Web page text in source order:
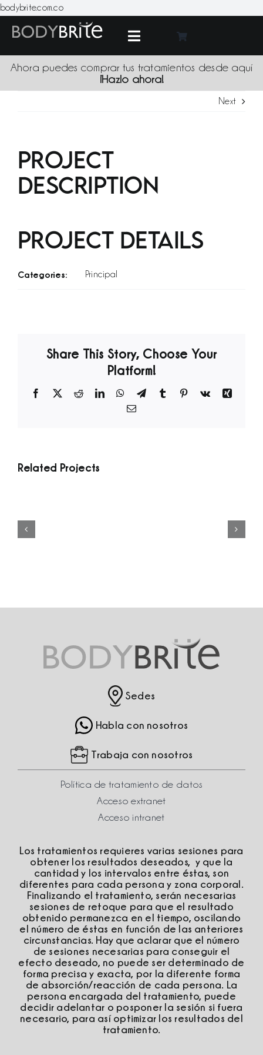
bodybrite.com.coSkip
content
Toggle
Navigation
Ahora puedes comprar tus tratamientos desde aquí
¡Hazlo ahora!
Next
Project
Description
Project Details
Categories: Principal
Share This Story, Choose Your
Platform!
Facebook
X RedditLinkedInWhatsApp
TelegramTumblr Pinterest
Vk
Xing
Email
Related Projects
Sedes
Habla con nosotros
Trabaja con nosotros
Política de tratamiento de datos
Acceso extranet
Acceso intranet
Los tratamientos requieres varias sesiones para
obtener los resultados deseados, y que la
cantidad y los intervalos entre éstas, son
diferentes para cada persona y zona corporal.
Finalizando el tratamiento, serán necesarias
sesiones de retoque para que el resultado
obtenido permanezca en el tiempo, oscilando
el número de éstas en función de las anteriores
circunstancias. Hay que aclarar que el número
de sesiones necesarias para conseguir el
efecto deseado, no puede ser determinado de
forma precisa y exacta, por la diferente forma
de absorción/reacción de cada persona. La
persona encargada del tratamiento, puede
decidir adelantar o posponer la sesión si fuera
necesario, para así optimizar los resultados del
tratamiento.